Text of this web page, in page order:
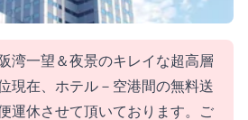
湾一望＆夜景のキレイな超高層
現在、ホテル－空港間の無料送
運休させて頂いております。ご